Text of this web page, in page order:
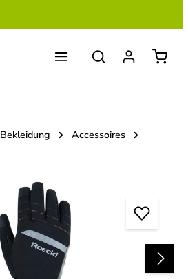
Bekleidung
Accessoires